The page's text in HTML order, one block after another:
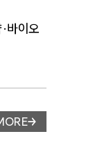
바이오
변호사 페이지 이동